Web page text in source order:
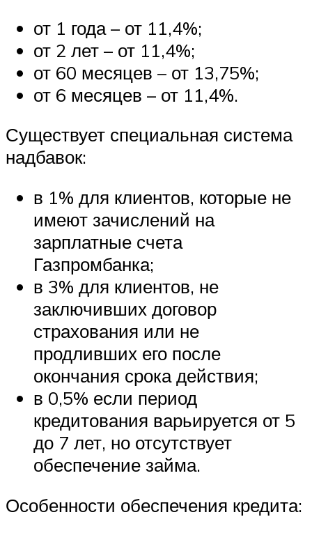
от 1 года – от 11,4%;
от 2 лет – от 11,4%;
от 60 месяцев – от 13,75%;
от 6 месяцев – от 11,4%.
Существует специальная система
надбавок:
в 1% для клиентов, которые не
имеют зачислений на
зарплатные счета
Газпромбанка;
в 3% для клиентов, не
заключивших договор
страхования или не
продливших его после
окончания срока действия;
в 0,5% если период
кредитования варьируется от 5
до 7 лет, но отсутствует
обеспечение займа.
Особенности обеспечения кредита: